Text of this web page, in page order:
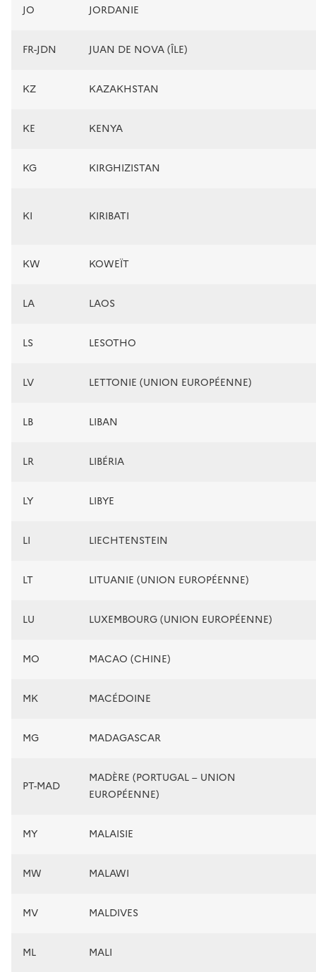
JO JORDANIE
FR-JDN JUAN DE NOVA (ÎLE)
KZ KAZAKHSTAN
KE KENYA
KG KIRGHIZISTAN
KI KIRIBATI
KW KOWEÏT
LA LAOS
LS LESOTHO
LV LETTONIE (UNION EUROPÉENNE)
LB LIBAN
LR LIBÉRIA
LY LIBYE
LI LIECHTENSTEIN
LT LITUANIE (UNION EUROPÉENNE)
LU LUXEMBOURG (UNION EUROPÉENNE)
MO MACAO (CHINE)
MK MACÉDOINE
MG MADAGASCAR
PT-MAD
MADÈRE (PORTUGAL – UNION
EUROPÉENNE)
MY MALAISIE
MW MALAWI
MV MALDIVES
ML MALI